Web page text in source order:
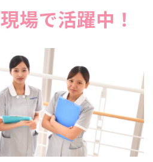
場で活躍中！